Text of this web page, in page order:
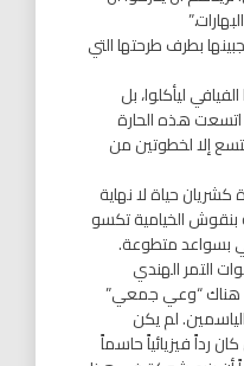
بطرف طرحتها التي
ليأكلوا، بل
هذه الحارة
إلا لخطوتين من
حياة لا نهاية
بنقوش الخيامية تكسو
بسواعد متطوعة.
التمر الهندي
هناك “وعي جمعي”
لم يكن
رداً فيزيائياً حاسماً